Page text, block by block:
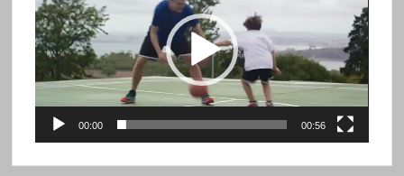
vídeo
00:00 00:56